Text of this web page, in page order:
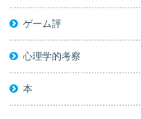
ゲーム評
心理学的考察
本